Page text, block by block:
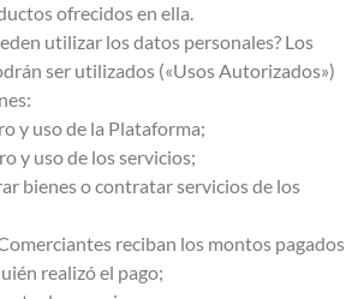
ofrecidos en ella.
utilizar los datos personales? Los
ser utilizados («Usos Autorizados»)
y uso de la Plataforma;
y uso de los servicios;
bienes o contratar servicios de los
reciban los montos pagados
realizó el pago;